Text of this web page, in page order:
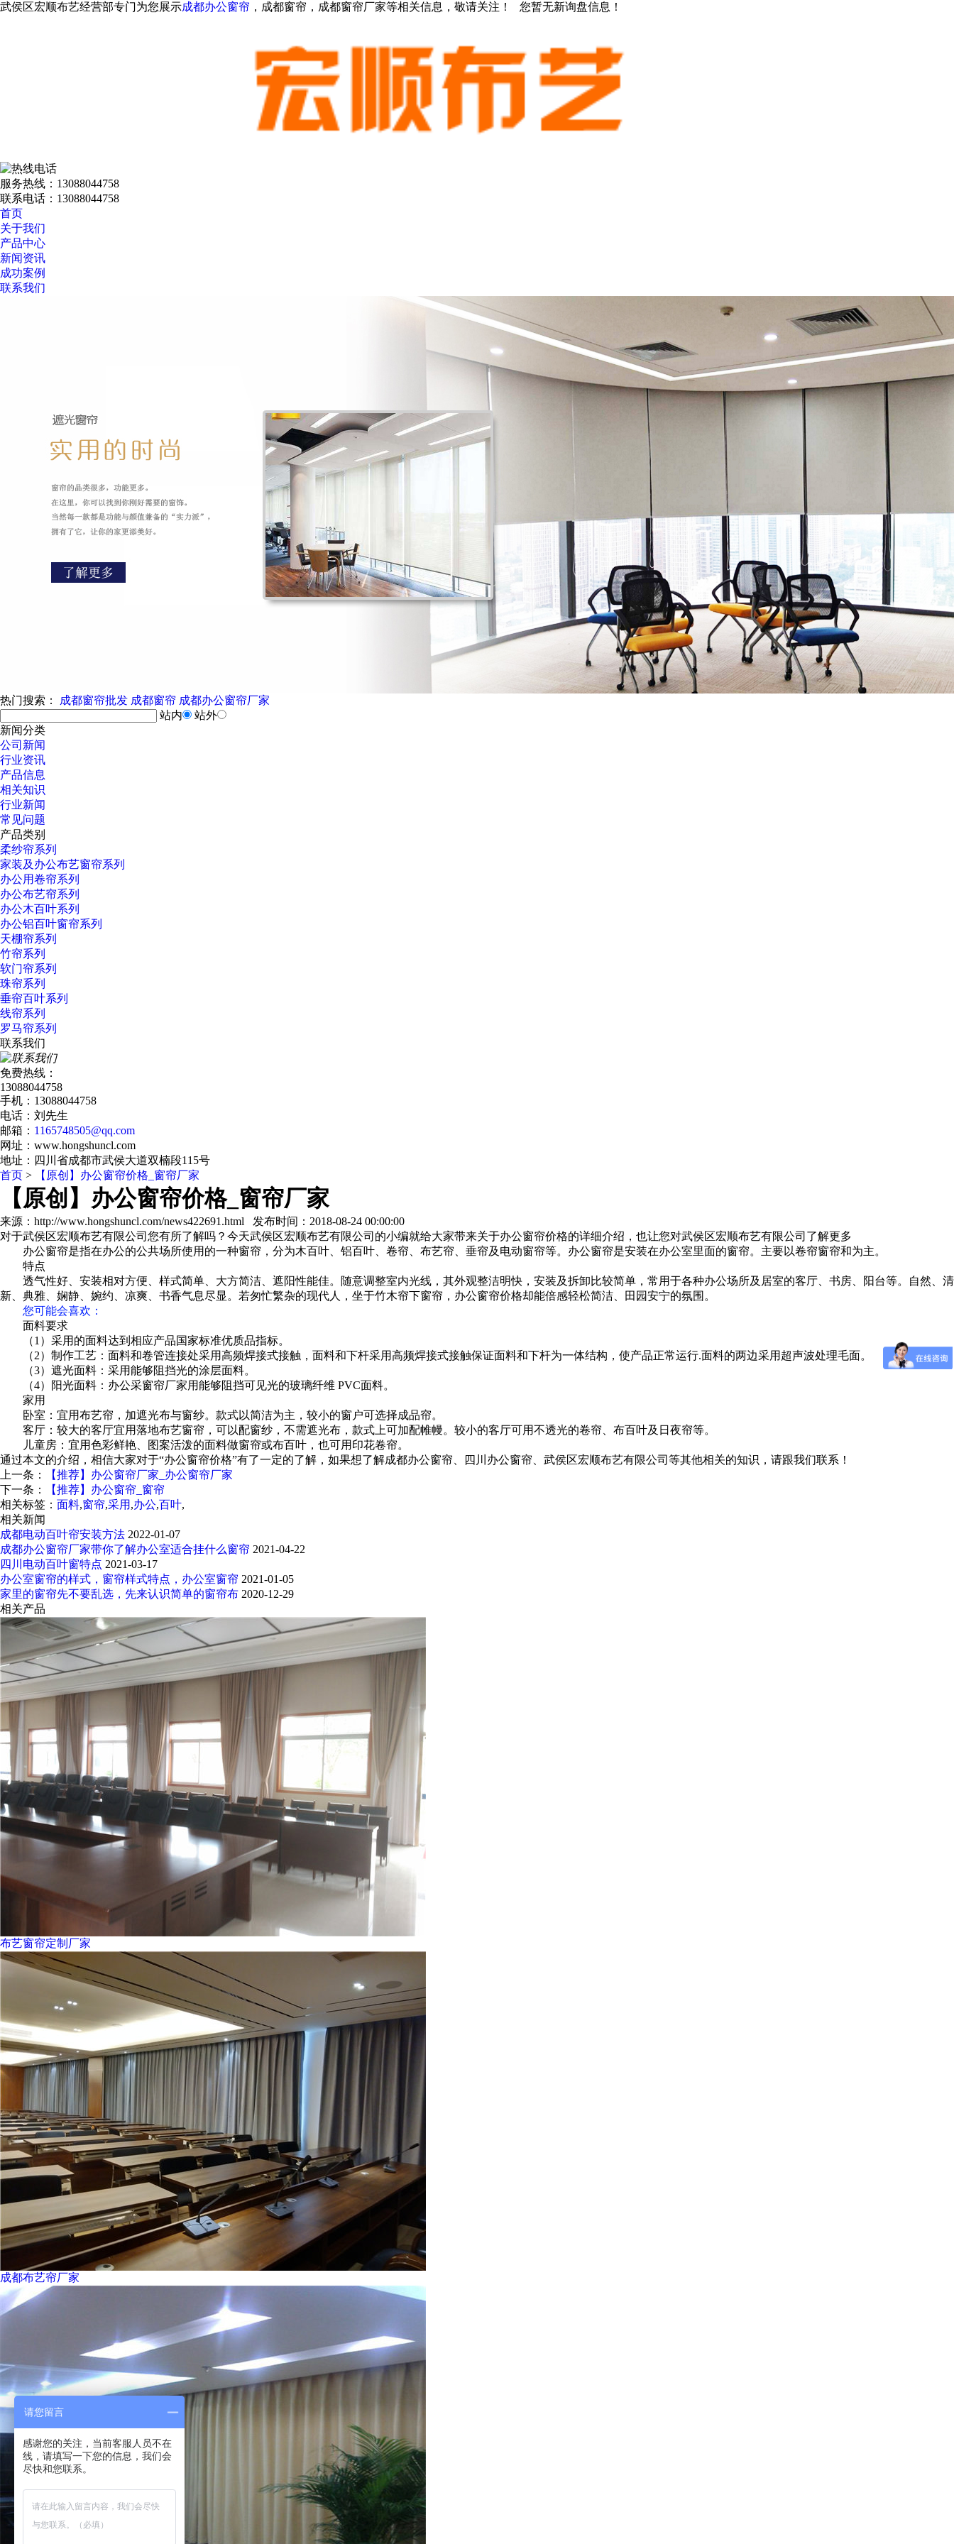
武侯区宏顺布艺经营部专门为您展示成都办公窗帘 ，成都窗帘，成都窗帘厂家等相关信息，敬请关注！ 您暂无新询盘信息！
服务热线： 13088044758
联系电话： 13088044758
首页
关于我们
产品中心
新闻资讯
成功案例
联系我们
热门搜索： 成都窗帘批发 成都窗帘 成都办公窗帘厂家
站内
站外
新闻分类
公司新闻
行业资讯
产品信息
相关知识
行业新闻
常见问题
产品类别
柔纱帘系列
家装及办公布艺窗帘系列
办公用卷帘系列
办公布艺帘系列
办公木百叶系列
办公铝百叶窗帘系列
天棚帘系列
竹帘系列
软门帘系列
珠帘系列
垂帘百叶系列
线帘系列
罗马帘系列
联系我们
免费热线：
13088044758
手机：13088044758
电话：刘先生
邮箱： 1165748505@qq.com
网址：www.hongshuncl.com
地址：四川省成都市武侯大道双楠段115号
首页 > 【原创】办公窗帘价格_窗帘厂家
【原创】办公窗帘价格_窗帘厂家
来源：http://www.hongshuncl.com/news422691.html 发布时间：2018-08-24 00:00:00
对于武侯区宏顺布艺有限公司您有所了解吗？今天武侯区宏顺布艺有限公司的小编就给大家带来关于办公窗帘价格的详细介绍，也让您对武侯区宏顺布艺有限公司了解更多
办公窗帘是指在办公的公共场所使用的一种窗帘，分为木百叶、铝百叶、卷帘、布艺帘、垂帘及电动窗帘等。办公窗帘是安装在办公室里面的窗帘。主要以卷帘窗帘和为主。
特点
透气性好、安装相对方便、样式简单、大方简洁、遮阳性能佳。随意调整室内光线，其外观整洁明快，安装及拆卸比较简单，常用于各种办公场所及居室的客厅、书房、阳台等。自然、清
新、典雅、娴静、婉约、凉爽、书香气息尽显。若匆忙繁杂的现代人，坐于竹木帘下窗帘，办公窗帘价格却能倍感轻松简洁、田园安宁的氛围。
您可能会喜欢：
面料要求
（1）采用的面料达到相应产品国家标准优质品指标。
（2）制作工艺：面料和卷管连接处采用高频焊接式接触，面料和下杆采用高频焊接式接触保证面料和下杆为一体结构，使产品正常运行.面料的两边采用超声波处理毛面。
（3）遮光面料：采用能够阻挡光的涂层面料。
（4）阳光面料：办公采窗帘厂家用能够阻挡可见光的玻璃纤维 PVC面料。
家用
卧室：宜用布艺帘，加遮光布与窗纱。款式以简洁为主，较小的窗户可选择成品帘。
客厅：较大的客厅宜用落地布艺窗帘，可以配窗纱，不需遮光布，款式上可加配帷幔。较小的客厅可用不透光的卷帘、布百叶及日夜帘等。
儿童房：宜用色彩鲜艳、图案活泼的面料做窗帘或布百叶，也可用印花卷帘。
通过本文的介绍，相信大家对于“办公窗帘价格”有了一定的了解，如果想了解成都办公窗帘、四川办公窗帘、武侯区宏顺布艺有限公司等其他相关的知识，请跟我们联系！
上一条：
【推荐】办公窗帘厂家_办公窗帘厂家
下一条：
【推荐】办公窗帘_窗帘
相关标签： 面料,窗帘,采用 ,办公,百叶,
相关新闻
成都电动百叶帘安装方法 2022-01-07
成都办公窗帘厂家带你了解办公室适合挂什么窗帘 2021-04-22
四川电动百叶窗特点 2021-03-17
办公室窗帘的样式，窗帘样式特点，办公室窗帘 2021-01-05
家里的窗帘先不要乱选，先来认识简单的窗帘布 2020-12-29
相关产品
布艺窗帘定制厂家
成都布艺帘厂家
请您留言
感谢您的关注，当前客服人员不在
线，请填写一下您的信息，我们会
尽快和您联系。